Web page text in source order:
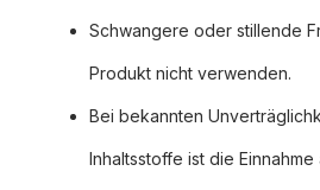
Schwangere oder stillende
Produkt nicht verwenden.
Bei bekannten
Inhaltsstoffe ist die